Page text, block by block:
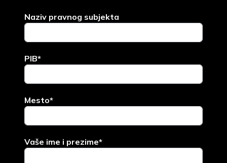
Naziv pravnog subjekta
PIB*
Mesto*
Vaše ime i prezime*